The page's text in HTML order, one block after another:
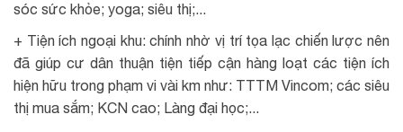
sóc sức khỏe; yoga; siêu thị;...
+ Tiện ích ngoại khu: chính nhờ vị trí tọa lạc chiến lược nên
đã giúp cư dân thuận tiện tiếp cận hàng loạt các tiện ích
hiện hữu trong phạm vi vài km như: TTTM Vincom; các siêu
thị mua sắm; KCN cao; Làng đại học;...